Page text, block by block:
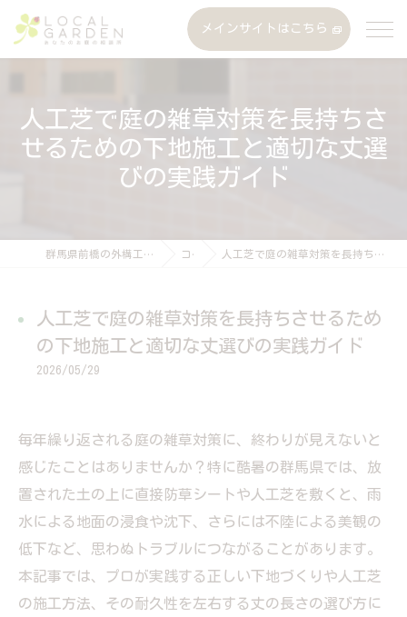
メインサイトはこちら
人工芝で庭の雑草対策を長持ちさ
せるための下地施工と適切な丈選
びの実践ガイド
群馬県前橋の外構工事なら株式会社ローカルガーデン コラム 人工芝で庭の雑草対策を長持ちさせるための下地施工と適切な丈選びの実践ガイド
人工芝で庭の雑草対策を長持ちさせるため
の下地施工と適切な丈選びの実践ガイド
2026/05/29
毎年繰り返される庭の雑草対策に、終わりが見えないと
感じたことはありませんか？特に酷暑の群馬県では、放
置された土の上に直接防草シートや人工芝を敷くと、雨
水による地面の浸食や沈下、さらには不陸による美観の
低下など、思わぬトラブルにつながることがあります。
本記事では、プロが実践する正しい下地づくりや人工芝
の施工方法、その耐久性を左右する丈の長さの選び方に